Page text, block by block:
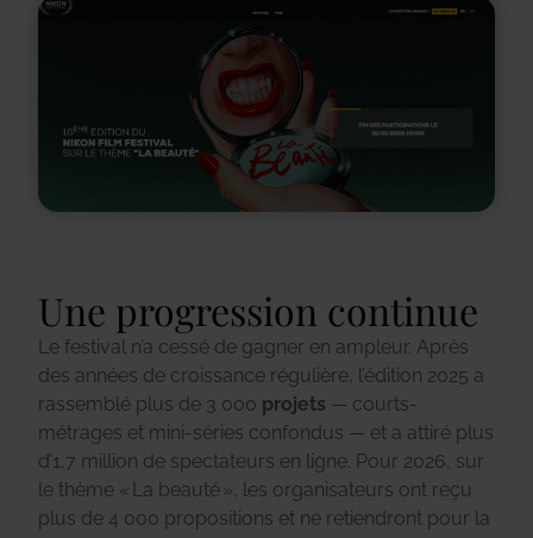
Une progression continue
Le festival n’a cessé de gagner en ampleur. Après
des années de croissance régulière, l’édition 2025 a
rassemblé plus de 3 000 projets — courts-
métrages et mini-séries confondus — et a attiré plus
d’1,7 million de spectateurs en ligne. Pour 2026, sur
le thème « La beauté », les organisateurs ont reçu
plus de 4 000 propositions et ne retiendront pour la